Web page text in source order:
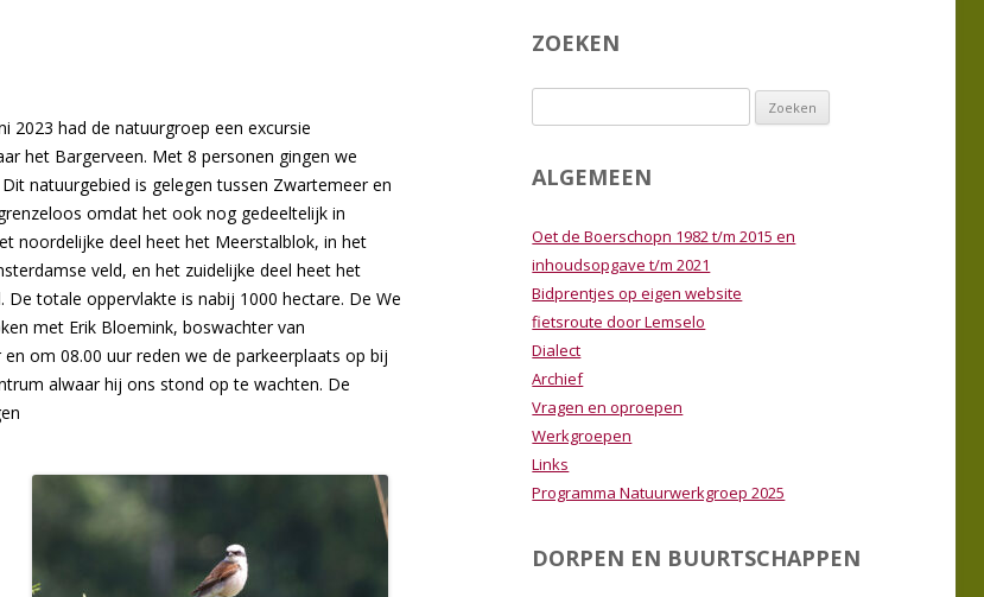
PRIVACYVERKLARING
VERKOOP BOEKEN
NATUURWERKGROEP 2025
VERSLAGEN VAN EXCURSIES
ARCHIEF NATUUR
LEDENBIJEENKOMSTEN 2025
2023 had de natuurgroep een excursie
het Bargerveen. Met 8 personen gingen we
natuurgebied is gelegen tussen Zwartemeer en
omdat het ook nog gedeeltelijk in
noordelijke deel heet het Meerstalblok, in het
veld, en het zuidelijke deel heet het
De totale oppervlakte is nabij 1000 hectare. De We
met Erik Bloemink, boswachter van
om 08.00 uur reden we de parkeerplaats op bij
alwaar hij ons stond op te wachten. De
ZOEKEN
naar:
ALGEMEEN
Oet de Boerschopn 1982 t/m 2015 en
inhoudsopgave t/m 2021
Bidprentjes op eigen website
fietsroute door Lemselo
Dialect
Archief
Vragen en oproepen
Werkgroepen
Links
Programma Natuurwerkgroep 2025
DORPEN EN BUURTSCHAPPEN